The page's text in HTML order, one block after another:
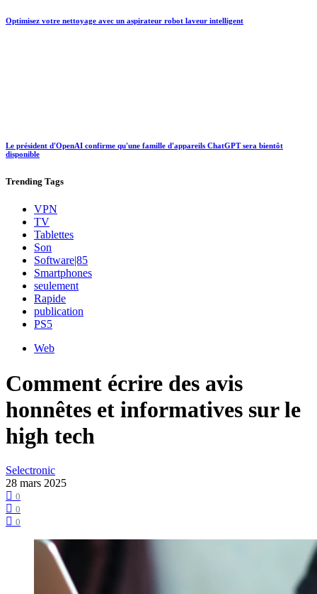
Optimisez votre nettoyage avec un aspirateur robot laveur intelligent
Le président d'OpenAI confirme qu'une famille d'appareils ChatGPT sera bientôt
disponible
Trending Tags
VPN
TV
Tablettes
Son
Software|85
Smartphones
seulement
Rapide
publication
PS5
Web
Comment écrire des avis
honnêtes et informatives sur le
high tech
Selectronic
28 mars 2025
0
0
0